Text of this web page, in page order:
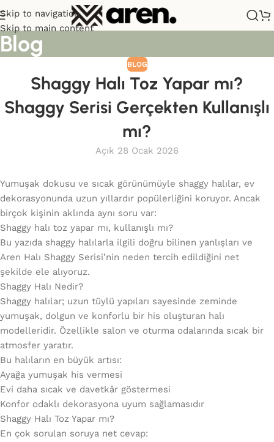
Skip to navigation
Skip to main content
Sana özel hoş geldin hediyemiz
Hemen üye ol, ilk siparişinde %10 indirim fırsatını yakala.
Blog
BLOG
Shaggy Halı Toz Yapar mı?
Shaggy Serisi Gerçekten Kullanışlı
mı?
Açık 28 Ocak 2026
Yumuşak dokusu ve sıcak görünümüyle shaggy halılar, ev
dekorasyonunda uzun yıllardır popülerliğini koruyor. Ancak
birçok kişinin aklında aynı soru var:
Shaggy halı toz yapar mı, kullanışlı mı?
Bu yazıda shaggy halılarla ilgili doğru bilinen yanlışları ve
Aren Halı Shaggy Serisi’nin neden tercih edildiğini net
şekilde ele alıyoruz.
Shaggy Halı Nedir?
Shaggy halılar; uzun tüylü yapıları sayesinde zeminde
yumuşak, dolgun ve konforlu bir his oluşturan halı
modelleridir. Özellikle salon ve oturma odalarında sıcak bir
atmosfer yaratır.
Bu halıların en büyük artısı:
Ayağa yumuşak his vermesi
Evi daha sıcak ve davetkâr göstermesi
Konfor odaklı dekorasyona uyum sağlamasıdır
Shaggy Halı Toz Yapar mı?
En çok sorulan soruya net cevap: